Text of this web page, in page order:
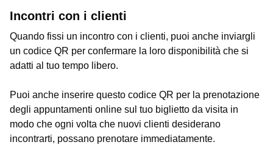
Incontri con i clienti
Quando fissi un incontro con i clienti, puoi anche inviargli
un codice QR per confermare la loro disponibilità che si
adatti al tuo tempo libero.
Puoi anche inserire questo codice QR per la prenotazione
degli appuntamenti online sul tuo biglietto da visita in
modo che ogni volta che nuovi clienti desiderano
incontrarti, possano prenotare immediatamente.